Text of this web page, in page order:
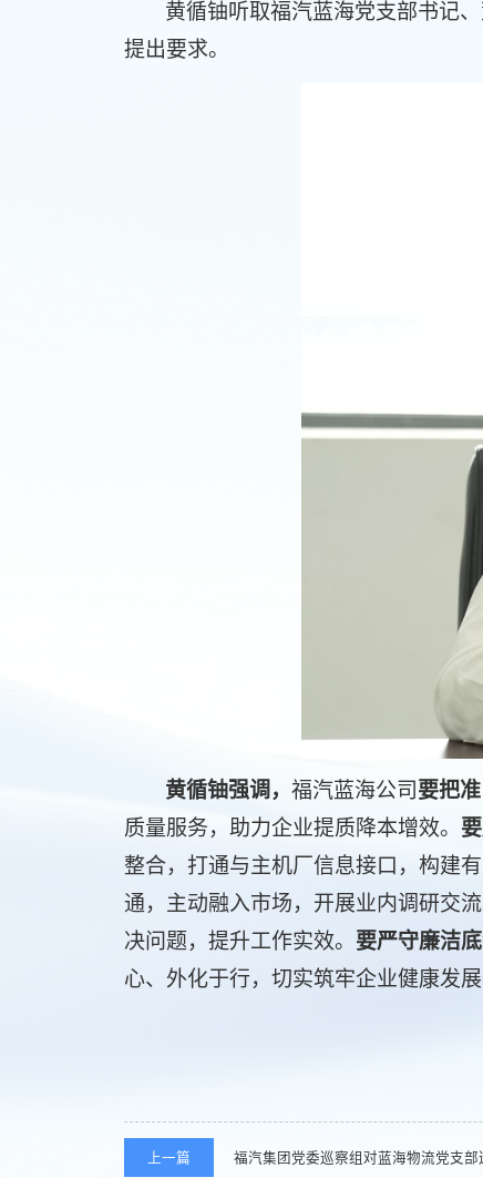
黄循铀听取福汽蓝海党支部书记
提出要求。
黄循铀强调， 福汽蓝海公司 要把准
质量服务，助力企业提质降本增效。
整合，打通与主机厂信息接口， 构建
通，主动融入市场，开展业内调研交
决问题，提升工作实效。 要严守廉洁
心、外化于行，切实筑牢企业健康发展
上一篇 福汽集团党委巡察组对蓝海物流党支部